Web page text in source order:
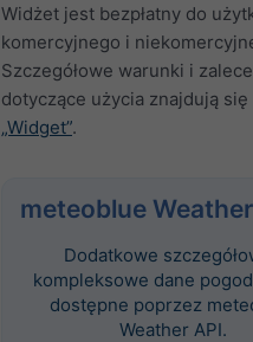
Widżet jest bezpłatny do
komercyjnego i
Szczegółowe warunki i
dotyczące użycia znajdują
„Widget”.
meteoblue
Dodatkowe
kompleksowe dane
dostępne poprzez
Weather API.